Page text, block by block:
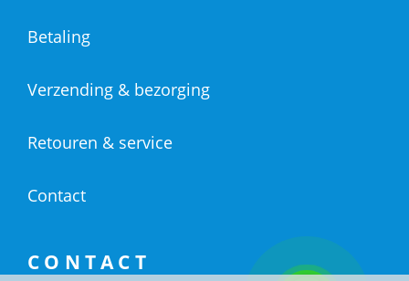
Betaling
Verzending & bezorging
Retouren & service
Contact
CONTACT